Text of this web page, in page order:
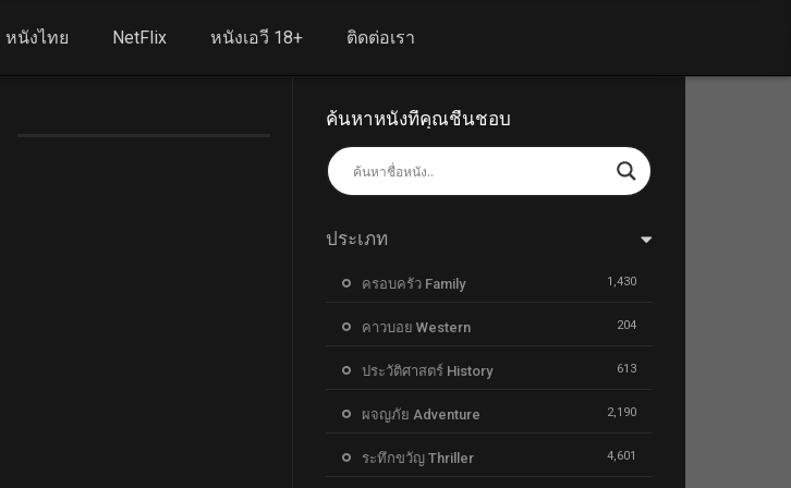
หนังไทย NetFlix หนังเอวี 18+ ติดต่อเรา
ค้นหาหนังที่คุณชื่นชอบ
ประเภท
ครอบครัว Family 1,430
คาวบอย Western 204
ประวัติศาสตร์ History 613
ผจญภัย Adventure 2,190
ระทึกขวัญ Thriller 4,601